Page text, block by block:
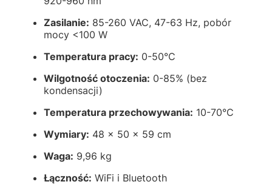
Zasilanie: 85-260 VAC, 47-63 Hz, pobór
mocy <100 W
Temperatura pracy: 0-50°C
Wilgotność otoczenia: 0-85% (bez
kondensacji)
Temperatura przechowywania: 10-70°C
Wymiary: 48 x 50 x 59 cm
Waga: 9,96 kg
Łączność: WiFi i Bluetooth